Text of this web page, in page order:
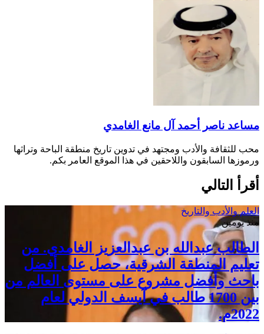
مساعد ناصر أحمد آل مانع الغامدي
محب للثقافة والأدب ومجتهد في تدوين تاريخ منطقة الباحة وتراثها
ورموزها السابقون واللاحقين في هذا الموقع العامر بكم.
أقرأ التالي
العلم والأدب والتاريخ
منذ يومين
الطالب عبدالله بن عبدالعزيز الغامدي. من
تعليم المنطقة الشرقية، حصل على أفضل
باحث وأفضل مشروع على مستوى العالم من
بين 1700 طالب في آيسف الدولي لعام
2022م.